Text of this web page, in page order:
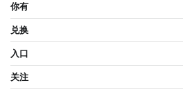
你有
兑换
入口
关注